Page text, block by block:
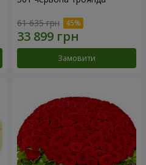
61 635 грн
Замовити